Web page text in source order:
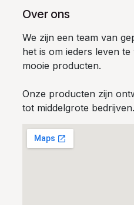
Over ons
We zijn een team van
het is om ieders leven
mooie producten.
Onze producten zijn
tot middelgrote bedrijven.